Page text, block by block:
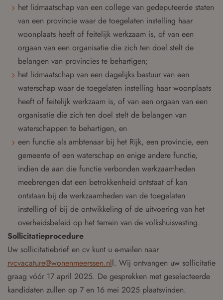
het lidmaatschap van een college van gedeputeerde staten
van een provincie waar de toegelaten instelling haar
woonplaats heeft of feitelijk werkzaam is, of van een
orgaan van een organisatie die zich ten doel stelt de
belangen van provincies te behartigen;
het lidmaatschap van een dagelijks bestuur van een
waterschap waar de toegelaten instelling haar woonplaats
heeft of feitelijk werkzaam is, of van een orgaan van een
organisatie die zich ten doel stelt de belangen van
waterschappen te behartigen, en
een functie als ambtenaar bij het Rijk, een provincie, een
gemeente of een waterschap en enige andere functie,
indien de aan die functie verbonden werkzaamheden
meebrengen dat een betrokkenheid ontstaat of kan
ontstaan bij de werkzaamheden van de toegelaten
instelling of bij de ontwikkeling of de uitvoering van het
overheidsbeleid op het terrein van de volkshuisvesting.
Sollicitatieprocedure
Uw sollicitatiebrief en cv kunt u e-mailen naar
rvcvacature@wonenmeerssen.nll. Wij ontvangen uw sollicitatie
graag vóór 17 april 2025. De gesprekken met geselecteerde
kandidaten zullen op 7 en 16 mei 2025 plaatsvinden.